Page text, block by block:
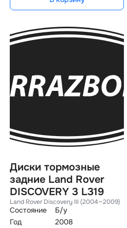
Диски тормозные
задние Land Rover
DISCOVERY 3 L319
Land Rover Discovery III (2004—2009)
Состояние
Б/у
Год
2008